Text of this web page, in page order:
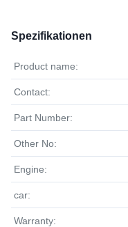
Spezifikationen
Product name:
Contact:
Part Number:
Other No:
Engine:
car:
Warranty: